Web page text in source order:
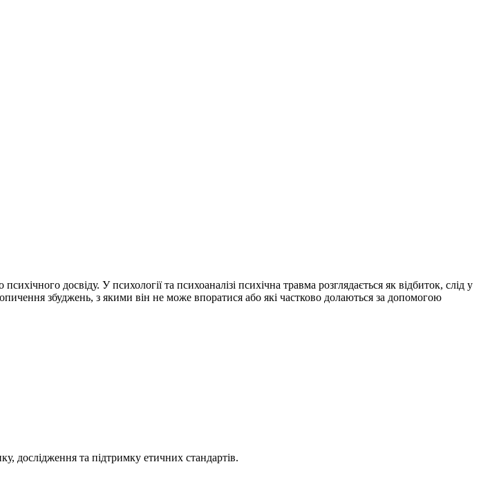
досвіду. У психології та психоаналізі психічна травма розглядається як відбиток, слід у
збуджень, з якими він не може впоратися або які частково долаються за допомогою
дослідження та підтримку етичних стандартів.